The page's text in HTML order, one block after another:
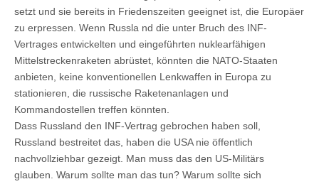
setzt und sie bereits in Friedenszeiten geeignet ist, die Europäer
zu erpressen. Wenn Russla nd die unter Bruch des INF-
Vertrages entwickelten und eingeführten nuklearfähigen
Mittelstreckenraketen abrüstet, könnten die NATO-Staaten
anbieten, keine konventionellen Lenkwaffen in Europa zu
stationieren, die russische Raketenanlagen und
Kommandostellen treffen könnten.
Dass Russland den INF-Vertrag gebrochen haben soll,
Russland bestreitet das, haben die USA nie öffentlich
nachvollziehbar gezeigt. Man muss das den US-Militärs
glauben. Warum sollte man das tun? Warum sollte sich